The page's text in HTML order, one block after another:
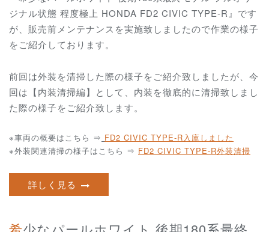
ジナル状態 程度極上 HONDA FD2 CIVIC TYPE-R』です
が、販売前メンテナンスを実施致しましたので作業の様子
をご紹介しております。
前回は外装を清掃した際の様子をご紹介致しましたが、今
回は【内装清掃編】として、内装を徹底的に清掃致しまし
た際の様子をご紹介致します。
※車両の概要はこちら ⇒ FD2 CIVIC TYPE-R入庫しました
※外装関連清掃の様子はこちら ⇒ FD2 CIVIC TYPE-R外装清掃
詳しく見る